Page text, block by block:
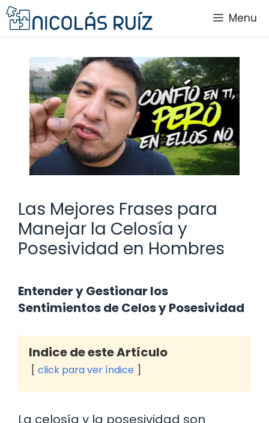
Saltar
al
Menu
Las Mejores Frases para
Manejar la Celosía y
Posesividad en Hombres
Entender y Gestionar los
Sentimientos de Celos y Posesividad
Indice de este Artículo
click para ver índice
La celosía y la posesividad son